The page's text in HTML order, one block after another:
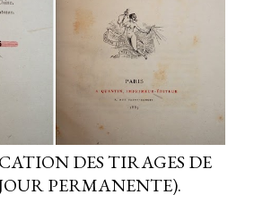
DES TIRAGES DE
PERMANENTE).